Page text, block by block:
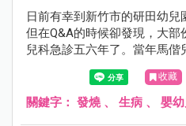
日前有幸到新竹市的研田幼兒
但在Q&A的時候卻發現，大
兒科急診五六年了。當年馬偕
縣市退不了燒的孩子幾乎全
在這裡教大家幾招，在面對發
法。
收藏
關鍵字： 發燒、 生病 、 嬰